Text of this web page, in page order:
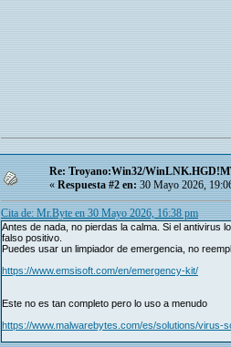
Re: Troyano:Win32/
«Respuesta #2 en:30 Mayo 2026,
Cita de: Mr.Byte en 30 Mayo 2026, 16:38 pm
Antes de nada, no pierdas la calma. Si el antivirus
falso positivo.
Puedes usar un limpiador de emergencia, no
https://www.emsisoft.com/en/emergency-kit/
Este no es tan completo pero lo uso a menudo
https://www.malwarebytes.com/es/solutions/virus-